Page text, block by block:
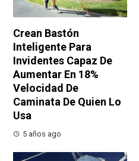
Crean Bastón
Inteligente Para
Invidentes Capaz De
Aumentar En 18%
Velocidad De
Caminata De Quien Lo
Usa
5 años ago